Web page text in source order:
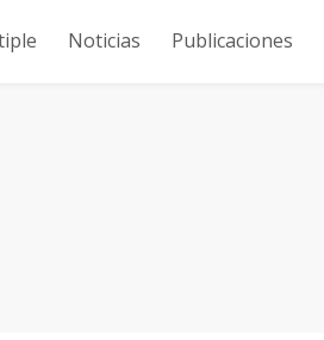
Noticias Publicaciones